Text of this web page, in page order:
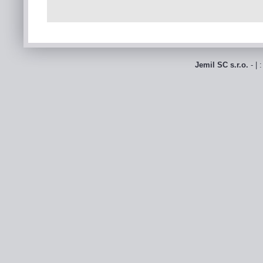
Jemil SC s.r.o. - |